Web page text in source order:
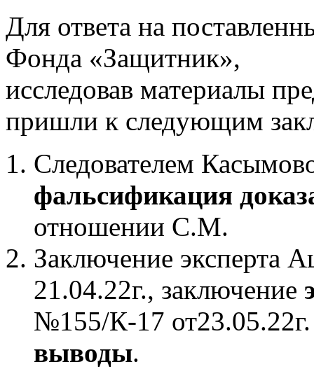
Для ответа на
Фонда «Защитник»,
исследовав материалы
пришли к следующим
Следователем
фальсификация
отношении С.М.
Заключение эксперта
21.04.22г., заключение
№155/К-17
выводы.